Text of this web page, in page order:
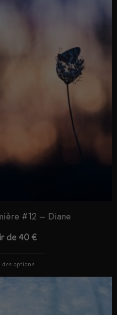
#12 – Diane
de 40 €
des options